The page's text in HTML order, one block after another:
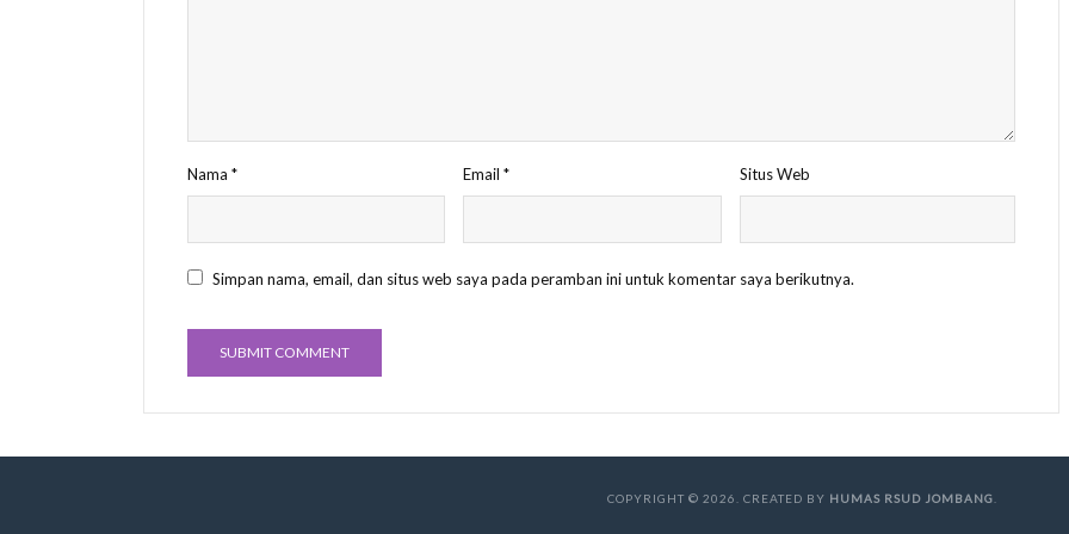
Nama * Email* Situs Web
Simpan nama, email, dan situs web saya pada peramban ini untuk komentar saya berikutnya.
COPYRIGHT © 2026. CREATED BY HUMAS RSUD JOMBANG